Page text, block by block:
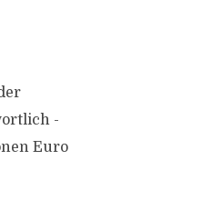
-
Euro